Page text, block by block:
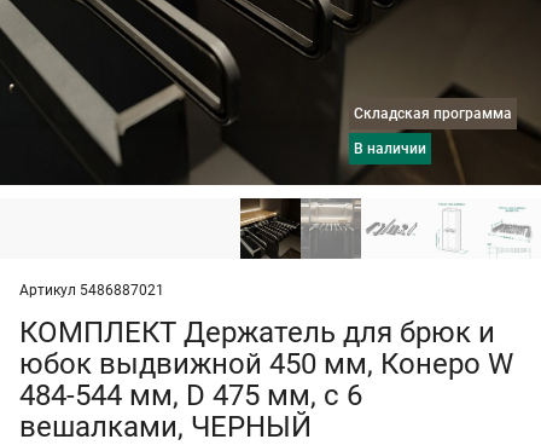
Складская программа
в наличии
Артикул 5486887021
КОМПЛЕКТ Держатель для брюк и
юбок выдвижной 450 мм, Конеро W
484-544 мм, D 475 мм, с 6
вешалками, ЧЕРНЫЙ